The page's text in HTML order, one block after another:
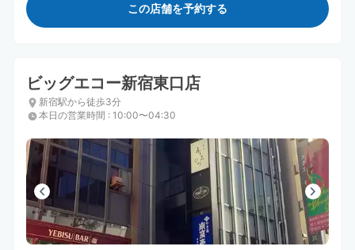
この店舗を予約する
ビッグエコー新宿東口店
新宿駅から徒歩3分
本日の営業時間 : 10:00〜04:30